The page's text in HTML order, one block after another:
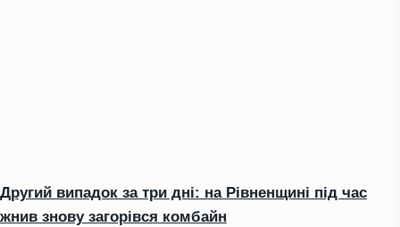
Другий випадок за три дні: на Рівненщині під час
жнив знову загорівся комбайн